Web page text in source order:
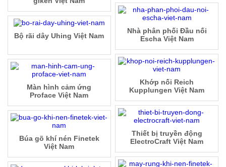
Nhà phân phối Đầu nối
Escha Việt Nam
Bộ rãi dây Uhing Việt Nam
Khớp nối Reich
Kupplungen Việt Nam
Màn hình cảm ứng
Proface Việt Nam
Thiết bị truyền động
ElectroCraft Việt Nam
Búa gõ khí nén Finetek
Việt Nam